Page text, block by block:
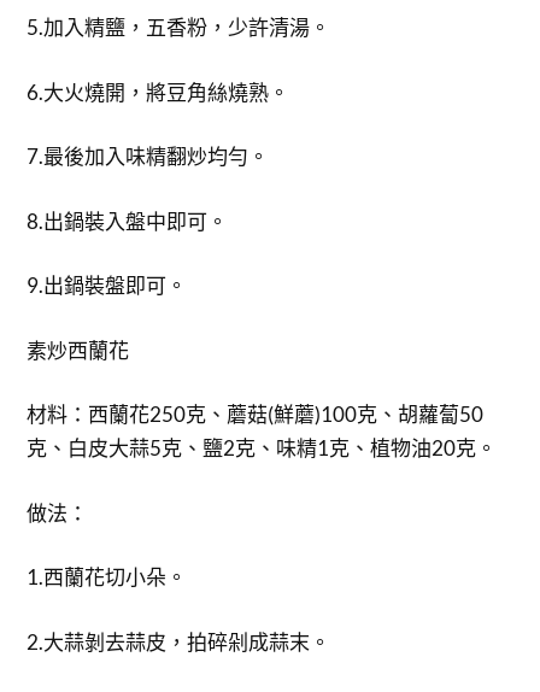
5.加入精鹽，五香粉，少許清湯。
6.大火燒開，將豆角絲燒熟。
7.最後加入味精翻炒均勻。
8.出鍋裝入盤中即可。
9.出鍋裝盤即可。
素炒西蘭花
材料：西蘭花250克、蘑菇(鮮蘑)100克、胡蘿蔔50
克、白皮大蒜5克、鹽2克、味精1克、植物油20克。
做法：
1.西蘭花切小朵。
2.大蒜剝去蒜皮，拍碎剁成蒜末。